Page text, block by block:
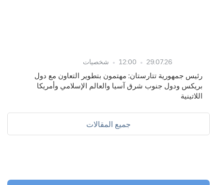
29.07.26
12:00 شخصيات
رئيس جمهورية تتارستان: مهتمون بتطوير التعاون مع دول
بريكس ودول جنوب شرق آسيا والعالم الإسلامي وأمريكا
اللاتينية
جميع المقالات